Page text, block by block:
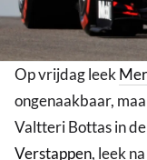
Op vrijdag leek
ongenaakbaar,
Valtteri Bottas in
Verstappen, leek